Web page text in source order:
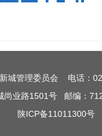
新城管理委员会 电话
尚业路1501号 邮编：
陕ICP备11011300号